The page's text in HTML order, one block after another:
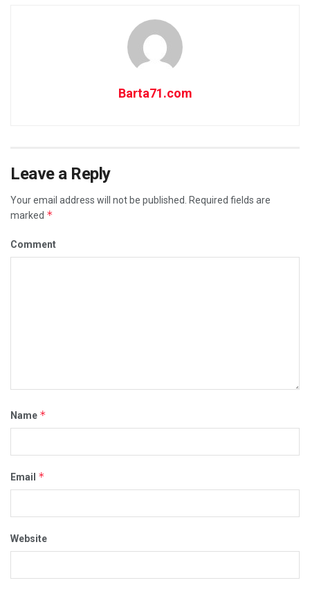
Barta71.com
Leave a Reply
Your email address will not be published. Required fields are
marked *
Comment
Name *
Email *
Website